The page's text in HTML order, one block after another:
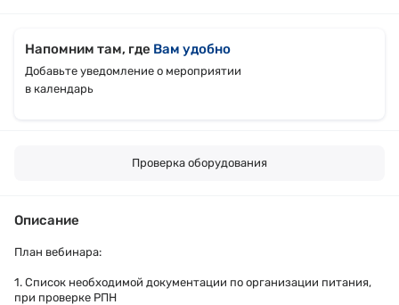
Напомним там, где Вам удобно
Добавьте уведомление о мероприятии
в календарь
Проверка оборудования
Описание
План вебинара:
1. Список необходимой документации по организации питания,
при проверке РПН